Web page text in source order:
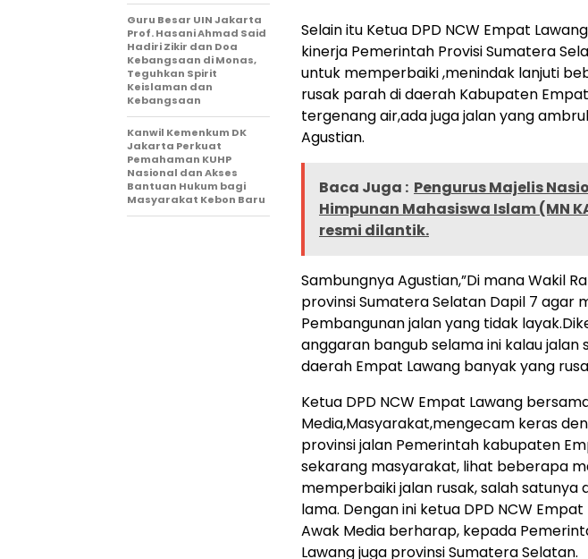
Selain itu Ketua DPD NCW Empat
kinerja Pemerintah Provisi Sumatera
untuk memperbaiki ,menindak lanjuti
rusak parah di daerah Kabupaten
tergenang air,ada juga jalan yang
Agustian.
Baca Juga : Pengurus Majelis
Himpunan Mahasiswa Islam (MN
resmi dilantik.
Sambungnya Agustian,”Di mana Wakil
provinsi Sumatera Selatan Dapil 7 agar
Pembangunan jalan yang tidak
anggaran bangub selama ini kalau jalan
daerah Empat Lawang banyak yang
Ketua DPD NCW Empat Lawang
Media,Masyarakat,mengecam keras
provinsi jalan Pemerintah kabupaten
sekarang masyarakat, lihat beberapa
memperbaiki jalan rusak, salah satunya
lama. Dengan ini ketua DPD NCW
Awak Media berharap, kepada
Lawang juga provinsi Sumatera Selatan.
Guru Besar UIN Jakarta
Prof. Hasani Ahmad Said
Hadiri Zikir dan Doa
Kebangsaan di Monas,
Teguhkan Spirit
Keislaman dan
Kebangsaan
Kanwil Kemenkum DK
Jakarta Perkuat
Pemahaman KUHP
Nasional dan Akses
Bantuan Hukum bagi
Masyarakat Kebon Baru